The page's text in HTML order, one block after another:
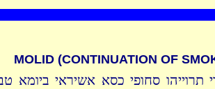
MOLID (CONTINUATION OF
תרוייהו סחופי כסא אשיראי ביומא